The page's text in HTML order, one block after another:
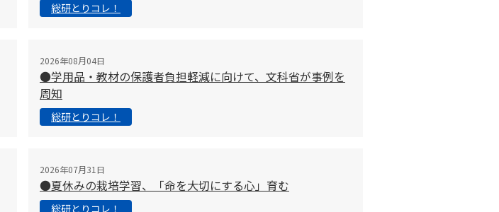
総研とりコレ！
2026年08月04日
●学用品・教材の保護者負担軽減に向けて、文科省が事例を
周知
総研とりコレ！
2026年07月31日
●夏休みの栽培学習、「命を大切にする心」育む
総研とりコレ！